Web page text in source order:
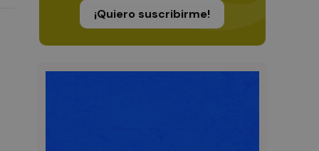
¡Quiero suscribirme!